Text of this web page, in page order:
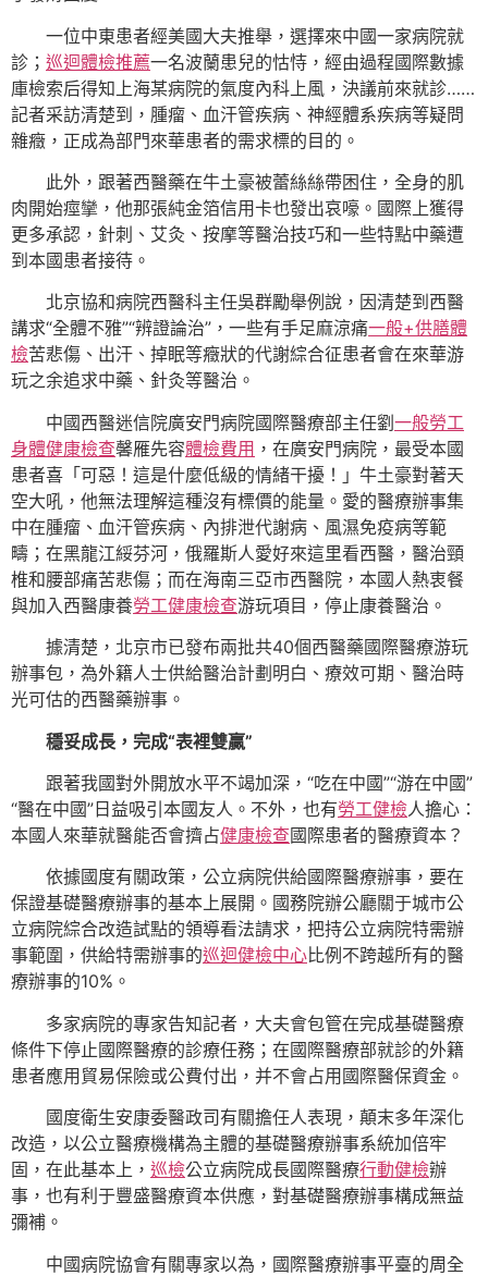
一位中東患者經美國大夫推舉，選擇來中國一家病院就
診； 巡迴體檢推薦一名波蘭患兒的怙恃，經由過程國際數據
庫檢索后得知上海某病院的氣度內科上風，決議前來就診……
記者采訪清楚到，腫瘤、血汗管疾病、神經體系疾病等疑問
雜癥，正成為部門來華患者的需求標的目的。
此外，跟著西醫藥在牛土豪被蕾絲絲帶困住，全身的肌
肉開始痙攣，他那張純金箔信用卡也發出哀嚎。國際上獲得
更多承認，針刺、艾灸、按摩等醫治技巧和一些特點中藥遭
到本國患者接待。
北京協和病院西醫科主任吳群勵舉例說，因清楚到西醫
講求“全體不雅”“辨證論治”，一些有手足麻涼痛一般+供膳體
檢苦悲傷、出汗、掉眠等癥狀的代謝綜合征患者會在來華游
玩之余追求中藥、針灸等醫治。
中國西醫迷信院廣安門病院國際醫療部主任劉一般勞工
身體健康檢查馨雁先容體檢費用 ，在廣安門病院，最受本國
患者喜「可惡！這是什麼低級的情緒干擾！」牛土豪對著天
空大吼，他無法理解這種沒有標價的能量。愛的醫療辦事集
中在腫瘤、血汗管疾病、內排泄代謝病、風濕免疫病等範
疇；在黑龍江綏芬河，俄羅斯人愛好來這里看西醫，醫治頸
椎和腰部痛苦悲傷；而在海南三亞市西醫院，本國人熱衷餐
與加入西醫康養勞工健康檢查游玩項目，停止康養醫治。
據清楚，北京市已發布兩批共40個西醫藥國際醫療游玩
辦事包，為外籍人士供給醫治計劃明白、療效可期、醫治時
光可估的西醫藥辦事。
穩妥成長，完成“表裡雙贏”
跟著我國對外開放水平不竭加深，“吃在中國”“游在中國”
“醫在中國”日益吸引本國友人。不外，也有勞工健檢人擔心：
本國人來華就醫能否會擠占健康檢查國際患者的醫療資本？
依據國度有關政策，公立病院供給國際醫療辦事，要在
保證基礎醫療辦事的基本上展開。國務院辦公廳關于城市公
立病院綜合改造試點的領導看法請求，把持公立病院特需辦
事範圍，供給特需辦事的巡迴健檢中心比例不跨越所有的醫
療辦事的10%。
多家病院的專家告知記者，大夫會包管在完成基礎醫療
條件下停止國際醫療的診療任務；在國際醫療部就診的外籍
患者應用貿易保險或公費付出，并不會占用國際醫保資金。
國度衛生安康委醫政司有關擔任人表現，顛末多年深化
改造，以公立醫療機構為主體的基礎醫療辦事系統加倍牢
固，在此基本上， 巡檢公立病院成長國際醫療行動健檢辦
事，也有利于豐盛醫療資本供應，對基礎醫療辦事構成無益
彌補。
中國病院協會有關專家以為，國際醫療辦事平臺的周全